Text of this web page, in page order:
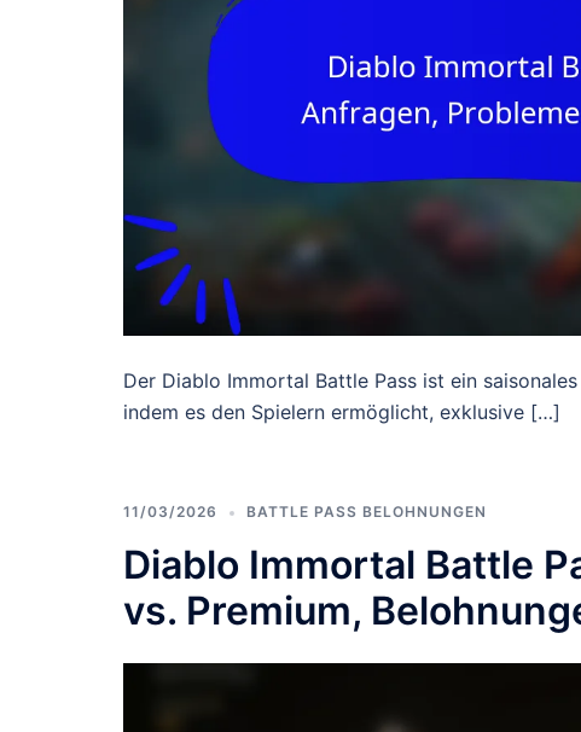
Der Diablo Immortal Battle Pass ist ein
indem es den Spielern ermöglicht, exklusive […]
11/03/2026 BATTLE PASS BELOHNUNGEN
Diablo Immortal Battle
vs. Premium,